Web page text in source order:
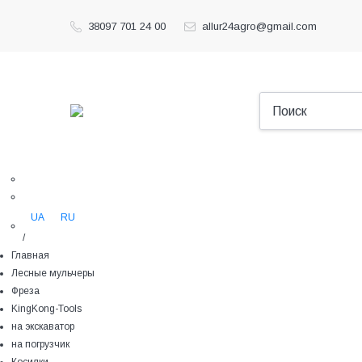
38097 701 24 00 allur24agro@gmail.com
UA
/
RU
Главная
Лесные мульчеры
Фреза
KingKong-Tools
на экскаватор
на погрузчик